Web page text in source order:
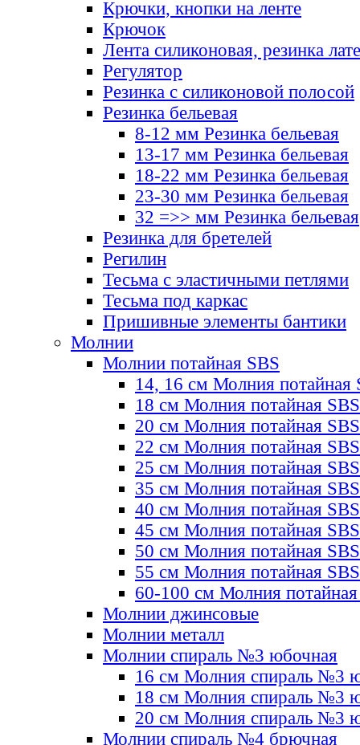
Крючки, кнопки на ленте
Крючок
Лента силиконовая, резинка
Регулятор
Резинка с силиконовой полосой
Резинка бельевая
8-12 мм Резинка бельевая
13-17 мм Резинка бельевая
18-22 мм Резинка бельевая
23-30 мм Резинка бельевая
32 =>> мм Резинка бельевая
Резинка для бретелей
Регилин
Тесьма с эластичными петлями
Тесьма под каркас
Пришивные элементы бантики
Молнии
Молнии потайная SBS
14, 16 см Молния потайная
18 см Молния потайная SBS
20 см Молния потайная SBS
22 см Молния потайная SBS
25 см Молния потайная SBS
35 см Молния потайная SBS
40 см Молния потайная SBS
45 см Молния потайная SBS
50 см Молния потайная SBS
55 см Молния потайная SBS
60-100 см Молния
Молнии джинсовые
Молнии металл
Молнии спираль №3 юбочная
16 см Молния спираль №3
18 см Молния спираль №3
20 см Молния спираль №3
Молнии спираль №4 брючная